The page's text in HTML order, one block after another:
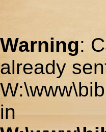
Warning:
already
in